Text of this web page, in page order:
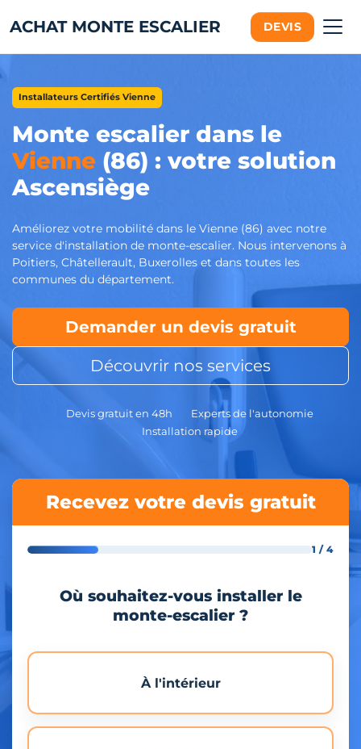
ACHAT MONTE ESCALIER DEVIS
Installateurs Certifiés Vienne
Monte escalier dans le
Vienne (86) : votre solution
Ascensiège
Améliorez votre mobilité dans le Vienne (86) avec notre
service d'installation de monte-escalier. Nous intervenons à
Poitiers, Châtellerault, Buxerolles et dans toutes les
communes du département.
Demander un devis gratuit
Découvrir nos services
Devis gratuit en 48h
Experts de l'autonomie
Installation rapide
Recevez votre devis gratuit
1 / 4
Où souhaitez-vous installer le
monte-escalier ?
À l'intérieur